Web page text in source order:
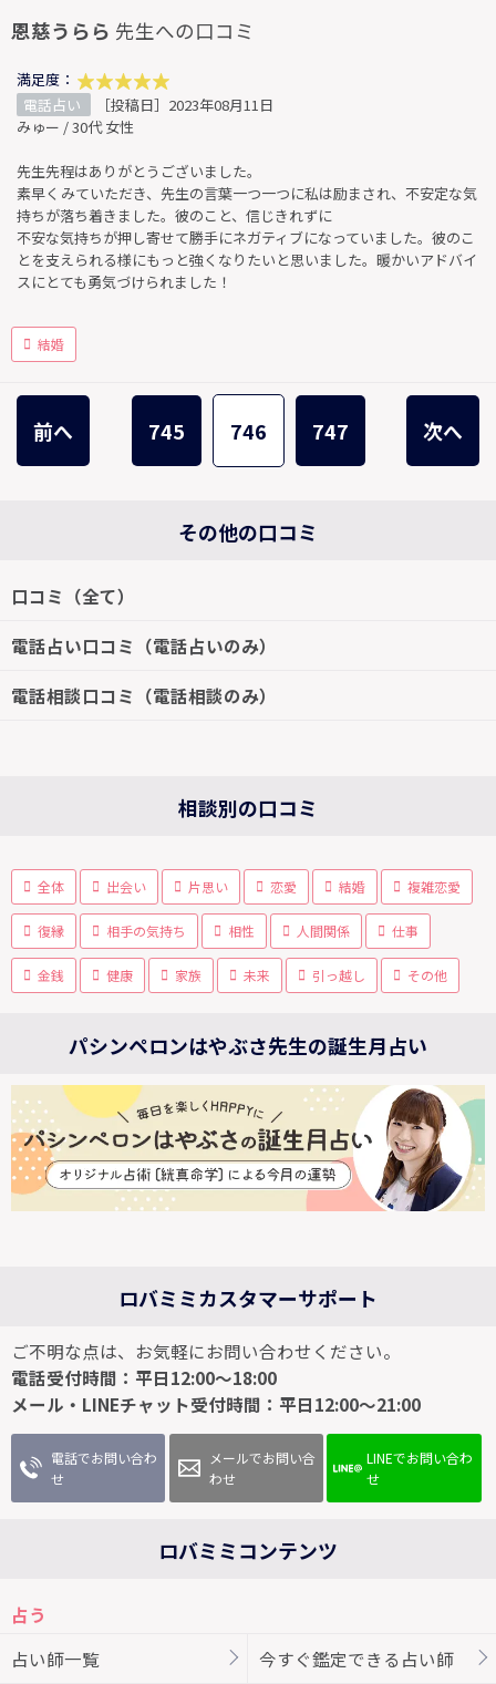
恩慈うらら 先生への口コミ
満足度：
電話占い
［投稿日］2023年08月11日
みゅー / 30代 女性
先生先程はありがとうございました。
素早くみていただき、先生の言葉一つ一つに私は励まされ、不安定な気
持ちが落ち着きました。彼のこと、信じきれずに
不安な気持ちが押し寄せて勝手にネガティブになっていました。彼のこ
とを支えられる様にもっと強くなりたいと思いました。暖かいアドバイ
スにとても勇気づけられました！
結婚
前へ 745 746 747 次へ
その他の口コミ
口コミ（全て）
電話占い口コミ（電話占いのみ）
電話相談口コミ（電話相談のみ）
相談別の口コミ
全体 出会い 片思い 恋愛 結婚 複雑恋愛
復縁 相手の気持ち 相性 人間関係 仕事
金銭 健康 家族 未来 引っ越し その他
パシンペロンはやぶさ先生の誕生月占い
ロバミミカスタマーサポート
ご不明な点は、お気軽にお問い合わせください。
電話受付時間：平日12:00～18:00
メール・LINEチャット受付時間：平日12:00～21:00
電話でお問い合わ
せ
メールでお問い合
わせ
LINEでお問い合わ
せ
ロバミミコンテンツ
占う
占い師一覧
今すぐ鑑定できる占い師